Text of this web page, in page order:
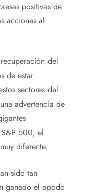
positivas de
acciones al
del
de estar
sectores del
advertencia de
500, el
diferente.
sido tan
ganado el apodo